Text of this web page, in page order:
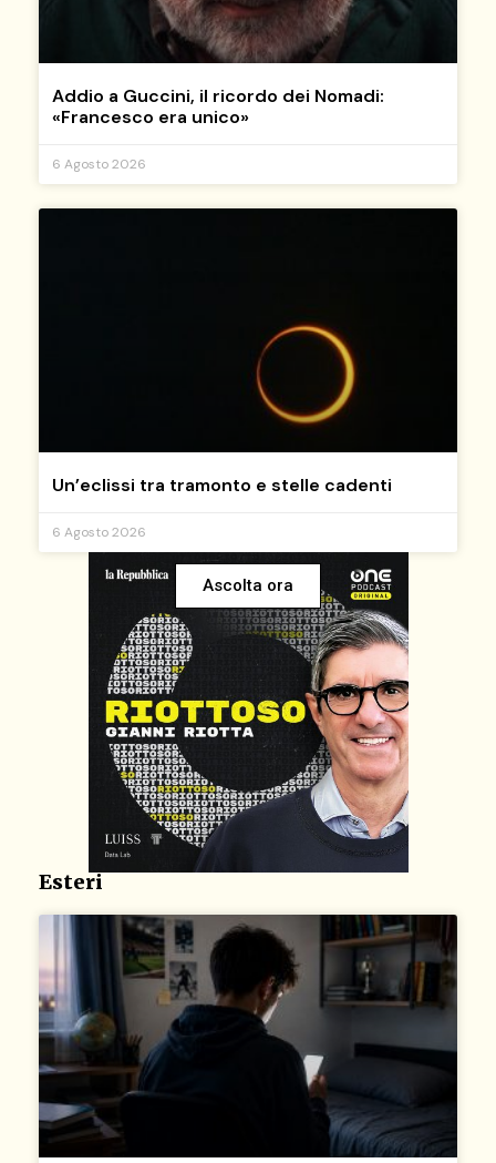
Addio a Guccini, il ricordo dei Nomadi:
«Francesco era unico»
6 Agosto 2026
Un’eclissi tra tramonto e stelle cadenti
6 Agosto 2026
Ascolta ora
Esteri